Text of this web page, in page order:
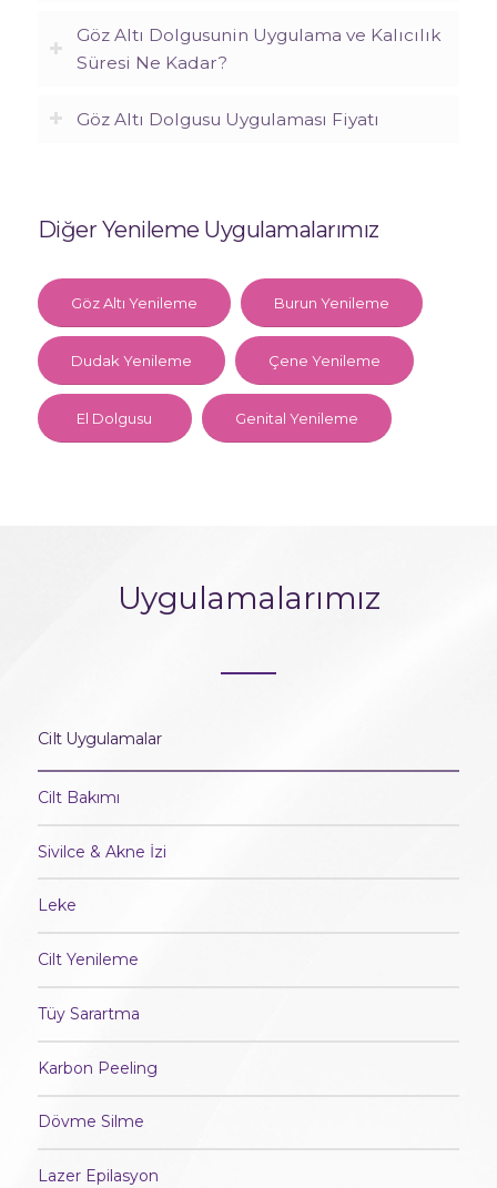
Göz Altı Dolgusunin Uygulama ve Kalıcılık
Süresi Ne Kadar?
Göz Altı Dolgusu Uygulaması Fiyatı
Diğer Yenileme Uygulamalarımız
Göz Altı Yenileme Burun Yenileme
Dudak Yenileme Çene Yenileme
El Dolgusu Genital Yenileme
Uygulamalarımız
Cilt Uygulamalar
Cilt Bakımı
Sivilce & Akne İzi
Leke
Cilt Yenileme
Tüy Sarartma
Karbon Peeling
Dövme Silme
Lazer Epilasyon